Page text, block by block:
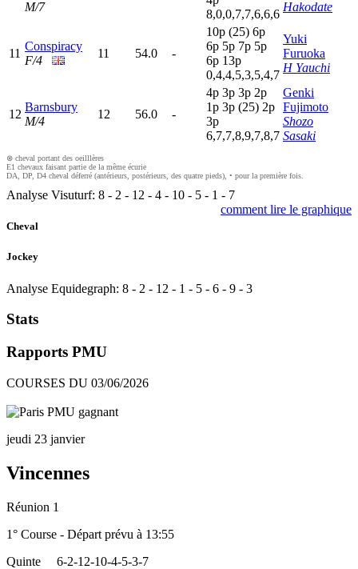
M/7
8,0,0,7,7,6,6,6
Hakodate
11
Conspiracy
F/4
11 54.0 -
10p (25) 6p
6p 5p 7p 5p
6p 13p
0,4,4,5,3,5,4,7
Yuki
Furuoka
H Yauchi
12
Barnsbury
M/4
12 56.0 -
4p 3p 3p 2p
1p 3p (25) 2p
3p
6,7,7,8,9,7,8,7
Genki
Fujimoto
Shozo
Sasaki
⊗ cheval portant des oeilllères
E1 chevaux faisant partie de la même écurie
DA, DP, D4 cheval déferré (antérieurs, postérieurs, des quatre pieds), • pour la première fois.
Analyse Visuturf: 8 - 2 - 12 - 4 - 10 - 5 - 1 - 7
comment lire le graphique
Cheval
Jockey
Analyse Equidegraph: 8 - 2 - 12 - 1 - 5 - 6 - 9 - 3
Stats
Rapports PMU
COURSES DU 03/06/2026
jeudi 23 janvier
Vincennes
Réunion 1
1° Course - Départ prévu à 13:55
Quinte
6-2-12-10-4-5-3-7